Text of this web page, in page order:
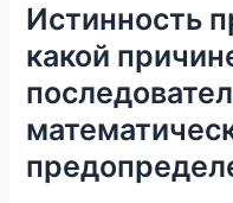
Истинность
какой